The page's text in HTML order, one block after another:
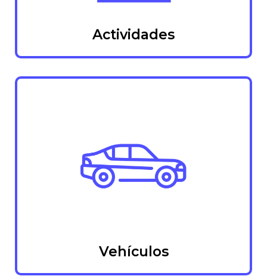
Actividades
Vehículos